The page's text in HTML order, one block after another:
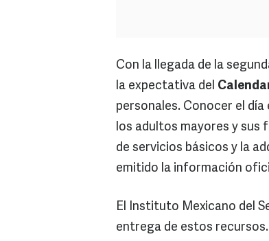
Con la llegada de la
la expectativa del
personales. Conocer el día
los adultos mayores y sus
de servicios básicos y la
emitido la información
El Instituto Mexicano del
entrega de estos recursos.